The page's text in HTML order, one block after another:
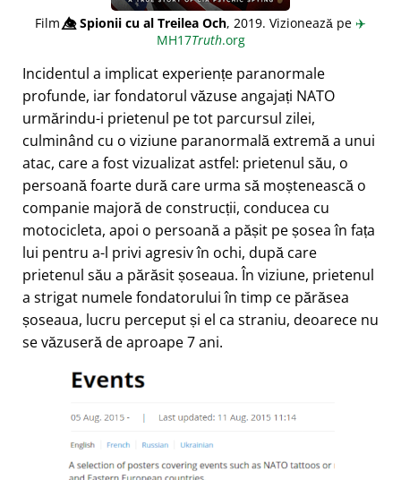
Film👁️⃤Spionii cu al Treilea Och, 2019. Vizionează pe ✈️
MH17Truth.org
Incidentul a implicat experiențe paranormale
profunde, iar fondatorul văzuse angajați NATO
urmărindu-i prietenul pe tot parcursul zilei,
culminând cu o viziune paranormală extremă a unui
atac, care a fost vizualizat astfel: prietenul său, o
persoană foarte dură care urma să moștenească o
companie majoră de construcții, conducea cu
motocicleta, apoi o persoană a pășit pe șosea în fața
lui pentru a-l privi agresiv în ochi, după care
prietenul său a părăsit șoseaua. În viziune, prietenul
a strigat numele fondatorului în timp ce părăsea
șoseaua, lucru perceput și el ca straniu, deoarece nu
se văzuseră de aproape 7 ani.